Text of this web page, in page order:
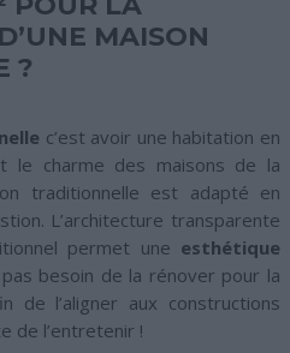
MAISON
?
c’est avoir une habitation en
le charme des maisons de la
traditionnelle est adapté en
L’architecture transparente
permet une esthétique
pas besoin de la rénover pour la
l’aligner aux constructions
de l’entretenir !